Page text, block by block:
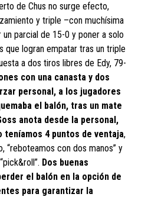
de Chus no surge efecto,
y triple –con muchísima
parcial de 15-0 y poner a solo
que logran empatar tras un triple
a dos tiros libres de Edy, 79-
con una canasta y dos
personal, a los jugadores
el balón, tras un mate
anota desde la personal,
teníamos 4 puntos de ventaja,
“reboteamos con dos manos” y
Dos buenas
el balón en la opción de
para garantizar la